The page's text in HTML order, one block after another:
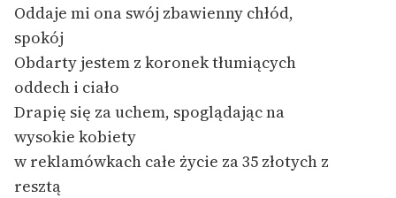
Regulamin darowizn
Informacja o treściach
wrażliwych
Deklaracja dostępności
Oddaje mi ona swój zbawienny chłód,
spokój
Obdarty jestem z koronek tłumiących
oddech i ciało
Drapię się za uchem, spoglądając na
wysokie kobiety
w reklamówkach całe życie za 35 złotych z
resztą